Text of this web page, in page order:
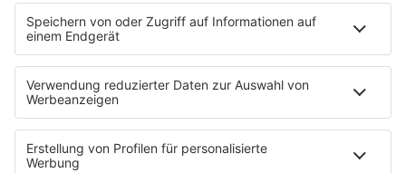
Was sind Studienmodule?
Ist ein Modul ein Semester?
Wie funktionieren Module im
Studium?